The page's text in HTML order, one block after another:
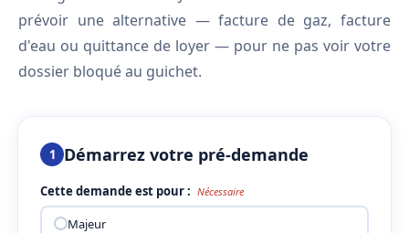
prévoir une alternative — facture de gaz, facture
d'eau ou quittance de loyer — pour ne pas voir votre
dossier bloqué au guichet.
1 Démarrez votre pré-demande
Cette demande est pour : Nécessaire
Majeur